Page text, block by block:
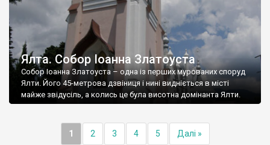
Ялта. Собор Іоанна Златоуста
Собор Іоанна Златоуста – одна із перших мурованих споруд
Ялти. Його 45-метрова дзвіниця і нині видніється в місті
майже звідусіль, а колись це була висотна домінанта Ялти.
1 2 3 4 5 Далі »